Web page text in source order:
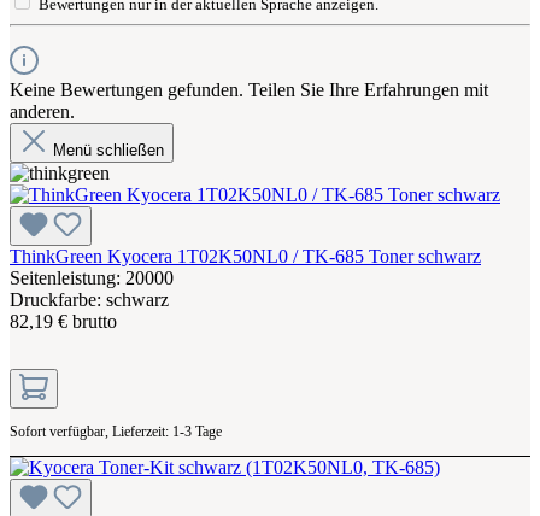
Bewertungen nur in der aktuellen Sprache anzeigen.
Keine Bewertungen gefunden. Teilen Sie Ihre Erfahrungen mit
anderen.
Menü schließen
ThinkGreen Kyocera 1T02K50NL0 / TK-685 Toner schwarz
Seitenleistung: 20000
Druckfarbe: schwarz
82,19 € brutto
Sofort verfügbar, Lieferzeit: 1-3 Tage